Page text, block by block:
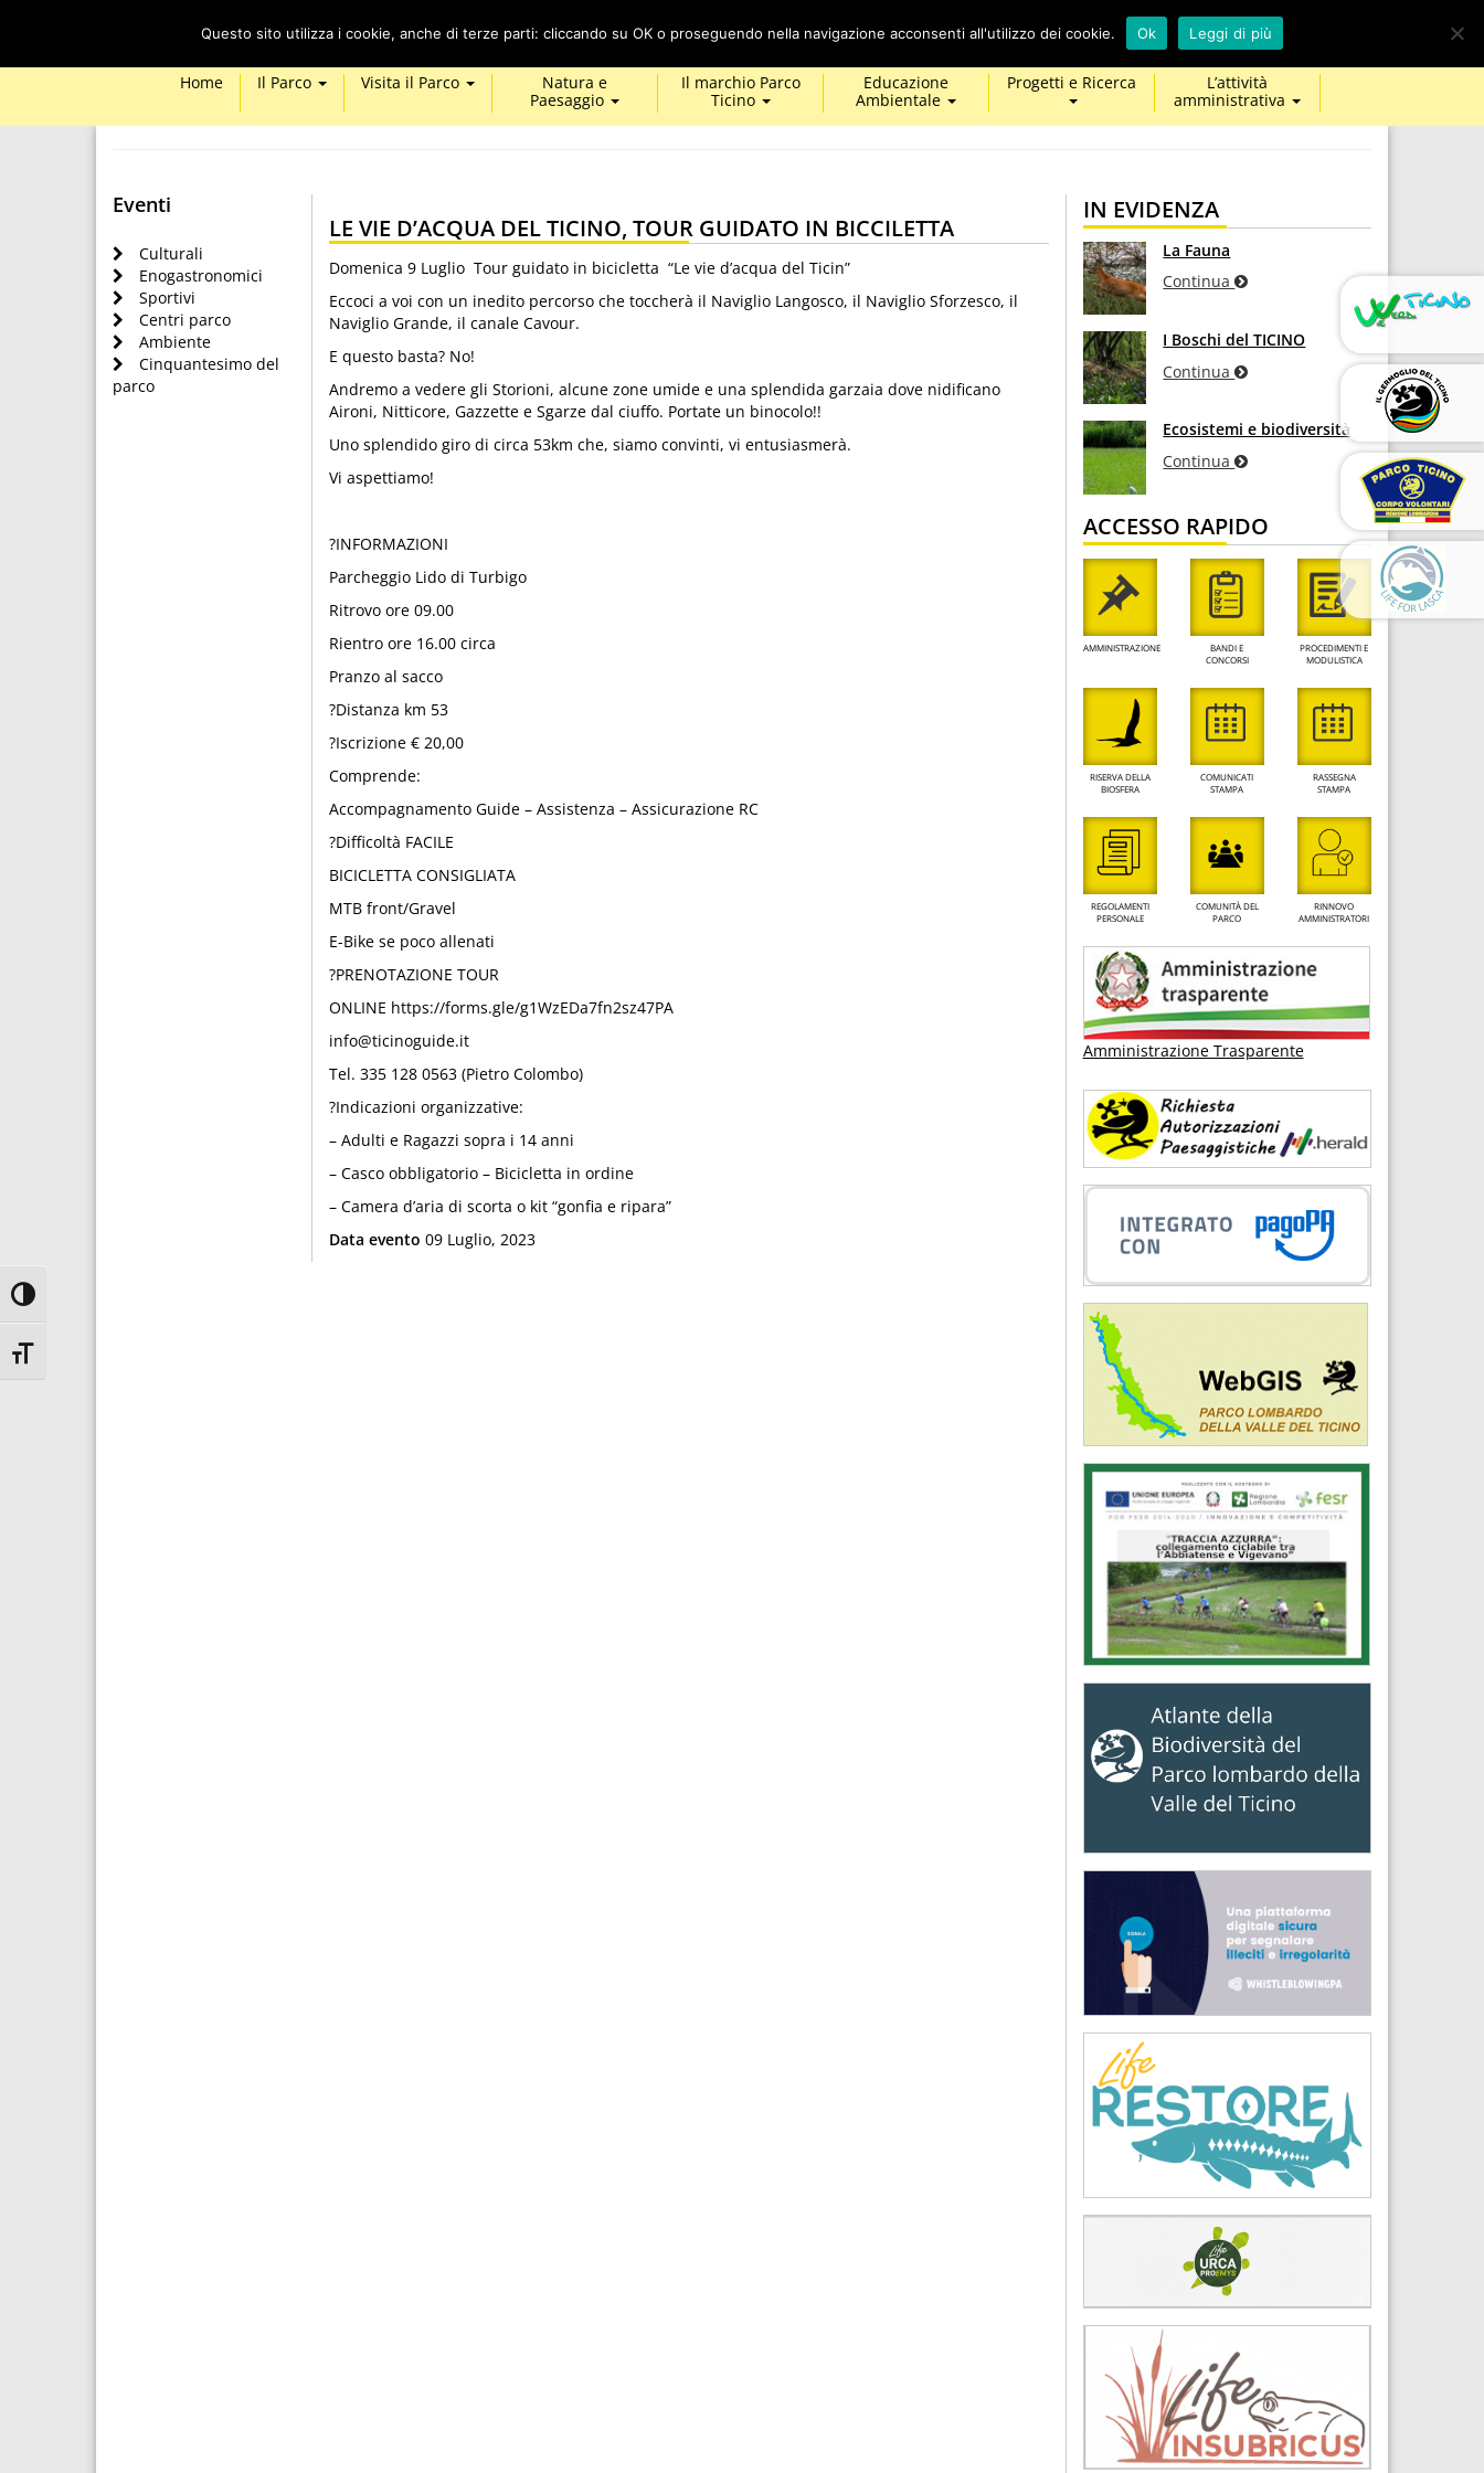
Attiva/disattiva alto contrasto
Attiva/disattiva dimensione testo
Cerca
map-
marker
calendar
Home Il Parco Visita il Parco
Natura e
Paesaggio
Il marchio Parco
Ticino
Educazione
Ambientale
Progetti e Ricerca
L’attività
amministrativa
Eventi
Culturali
Enogastronomici
Sportivi
Centri parco
Ambiente
Cinquantesimo del
parco
LE VIE D’ACQUA DEL TICINO, TOUR GUIDATO IN BICCILETTA
Domenica 9 Luglio Tour guidato in bicicletta “Le vie d’acqua del Ticin”
Eccoci a voi con un inedito percorso che toccherà il Naviglio Langosco, il Naviglio Sforzesco, il
Naviglio Grande, il canale Cavour.
E questo basta? No!
Andremo a vedere gli Storioni, alcune zone umide e una splendida garzaia dove nidificano
Aironi, Nitticore, Gazzette e Sgarze dal ciuffo. Portate un binocolo!!
Uno splendido giro di circa 53km che, siamo convinti, vi entusiasmerà.
Vi aspettiamo!
?INFORMAZIONI
Parcheggio Lido di Turbigo
Ritrovo ore 09.00
Rientro ore 16.00 circa
Pranzo al sacco
?Distanza km 53
?Iscrizione € 20,00
Comprende:
Accompagnamento Guide – Assistenza – Assicurazione RC
?Difficoltà FACILE
BICICLETTA CONSIGLIATA
MTB front/Gravel
E-Bike se poco allenati
?PRENOTAZIONE TOUR
ONLINE https://forms.gle/g1WzEDa7fn2sz47PA
info@ticinoguide.it
Tel. 335 128 0563 (Pietro Colombo)
?Indicazioni organizzative:
– Adulti e Ragazzi sopra i 14 anni
– Casco obbligatorio – Bicicletta in ordine
– Camera d’aria di scorta o kit “gonfia e ripara”
Data evento 09 Luglio, 2023
IN EVIDENZA
La Fauna
Continua
I Boschi del TICINO
Continua
Ecosistemi e biodiversità
Continua
ACCESSO RAPIDO
AMMINISTRAZIONE
BANDI E
CONCORSI
PROCEDIMENTI E
MODULISTICA
RISERVA DELLA
BIOSFERA
COMUNICATI
STAMPA
RASSEGNA
STAMPA
REGOLAMENTI
PERSONALE
COMUNITÀ DEL
PARCO
RINNOVO
AMMINISTRATORI
Amministrazione Trasparente
Questo sito utilizza i cookie, anche di terze parti: cliccando su OK o proseguendo nella navigazione acconsenti all'utilizzo dei cookie. Ok Leggi di più